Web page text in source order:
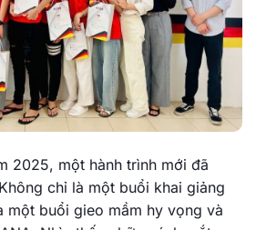
2025, một hành trình mới đã
chỉ là một buổi khai giảng
một buổi gieo mầm hy vọng và